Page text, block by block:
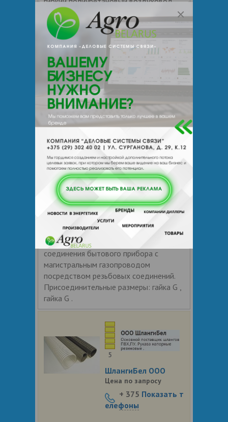
напорно-всасывающий, предназначен
для использования в составе вытяжных
и пылеудаляющих систем, при
транспортировке газообразных сред, а
также древесной пыли, стружки,
опилок, аспирация
Шланг газовый
Шланг для газовой плиты представляет
собой гибкий патрубок ярко желтого
цвета, предназначенный для
соединения бытового прибора с
магистральным газопроводом
посредством резьбовых соединений.
Присоединительные размеры: гайка G ,
гайка G .
Тифлос ОО БелТИЗ У
нитарное предприят
ие
Цена по запросу
+ 375Показать т
елефоны
5
ШлангиБел ООО
Цена по запросу
+ 375 Показать т
елефоны